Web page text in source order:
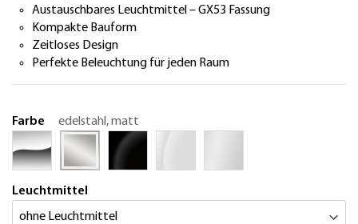
Austauschbares Leuchtmittel – GX53 Fassung
Kompakte Bauform
Zeitloses Design
Perfekte Beleuchtung für jeden Raum
Farbe edelstahl, matt
Leuchtmittel